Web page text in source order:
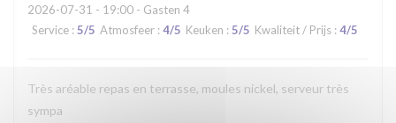
2026-07-31 - 19:00 - Gasten 4
Service : 5/5 Atmosfeer : 4/5 Keuken : 5/5 Kwaliteit / Prijs : 4/5
Très aréable repas en terrasse, moules nickel, serveur très
sympa